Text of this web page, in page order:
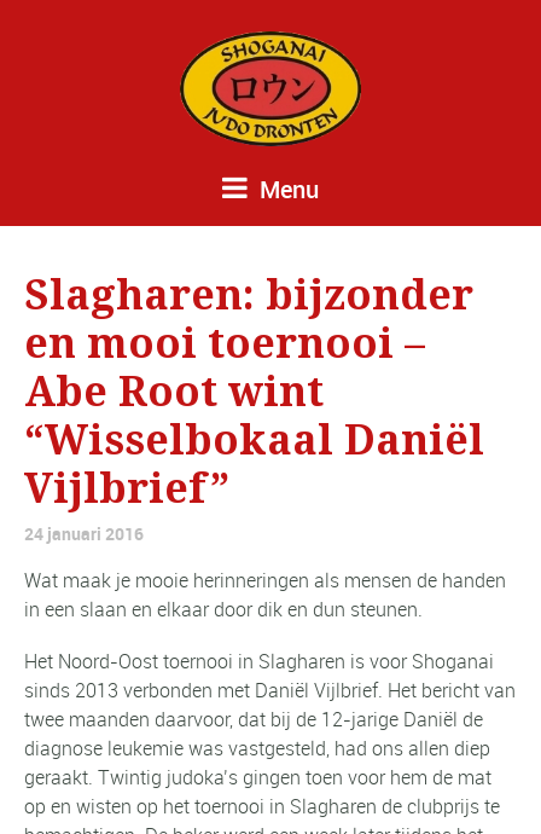
Menu
Slagharen: bijzonder
en mooi toernooi –
Abe Root wint
“Wisselbokaal Daniël
Vijlbrief”
24 januari 2016
Wat maak je mooie herinneringen als mensen de handen
in een slaan en elkaar door dik en dun steunen.
Het Noord-Oost toernooi in Slagharen is voor Shoganai
sinds 2013 verbonden met Daniël Vijlbrief. Het bericht van
twee maanden daarvoor, dat bij de 12-jarige Daniël de
diagnose leukemie was vastgesteld, had ons allen diep
geraakt. Twintig judoka’s gingen toen voor hem de mat
op en wisten op het toernooi in Slagharen de clubprijs te